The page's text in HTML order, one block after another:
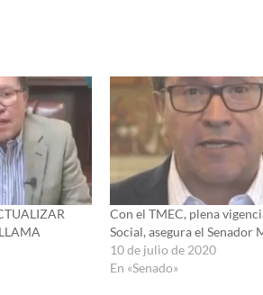
Con el TMEC, plena
Social, asegura el Senador
10 de julio de 2020
En «Senado»